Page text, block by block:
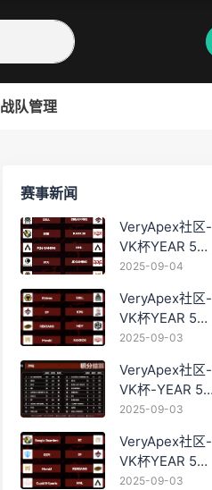
战队管理
赛事新闻
VeryApex社区-
VK杯YEAR 5
PRO训练赛
2025-09-04
VeryApex社区-
VK杯YEAR 5
PRO训练赛
2025-09-03
VeryApex社区-
VK杯-YEAR 5
PRO训练赛
名积分：
2025-09-03
VeryApex社区-
VK杯YEAR 5
PRO训练赛
2025-09-03